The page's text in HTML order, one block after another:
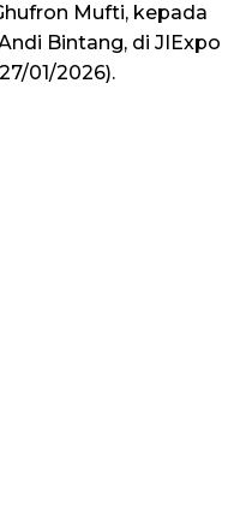
Mufti, kepada
Bintang, di JIExpo
01/2026).